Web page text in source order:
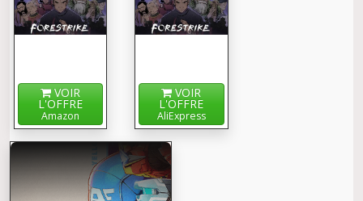
VOIR
L'OFFRE
Amazon
VOIR
L'OFFRE
AliExpress